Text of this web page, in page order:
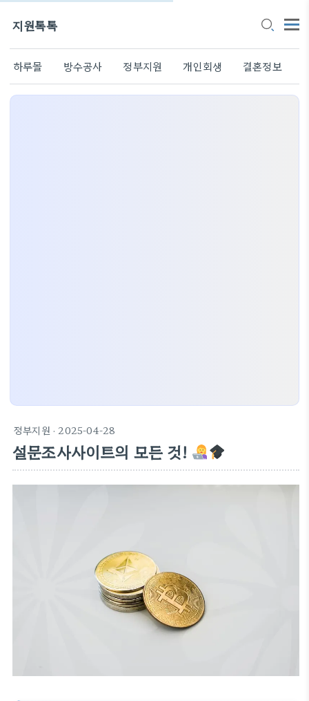
지원톡톡
하루몰 방수공사 정부지원 개인회생 결혼정보
정부지원 · 2025-04-28
설문조사사이트의 모든 것!